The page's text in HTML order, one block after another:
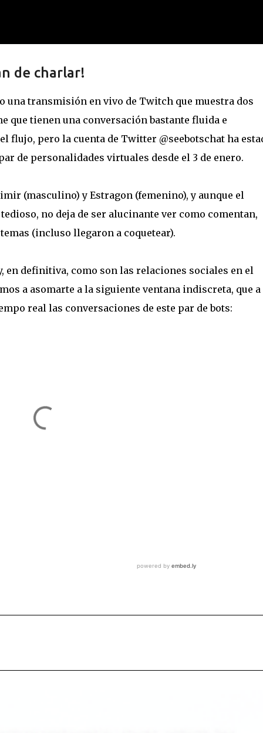
de charlar!
una transmisión en vivo de Twitch que muestra dos
que tienen una conversación bastante fluida e
flujo, pero la cuenta de Twitter @seebotschat ha
de personalidades virtuales desde el 3 de enero.
(masculino) y Estragon (femenino), y aunque el
no deja de ser alucinante ver como comentan,
(incluso llegaron a coquetear).
en definitiva, como son las relaciones sociales en el
a asomarte a la siguiente ventana indiscreta, que a
real las conversaciones de este par de bots: